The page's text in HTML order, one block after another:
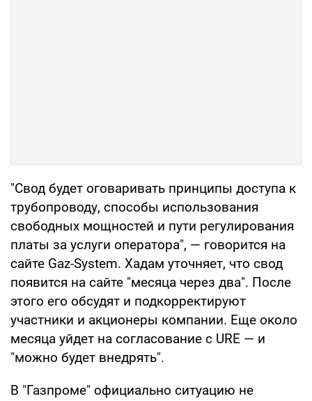
"Свод будет оговаривать принципы доступа к
трубопроводу, способы использования
свободных мощностей и пути регулирования
платы за услуги оператора", — говорится на
сайте Gaz-System. Хадам уточняет, что свод
появится на сайте "месяца через два". После
этого его обсудят и подкорректируют
участники и акционеры компании. Еще около
месяца уйдет на согласование с URE — и
"можно будет внедрять".
В "Газпроме" официально ситуацию не